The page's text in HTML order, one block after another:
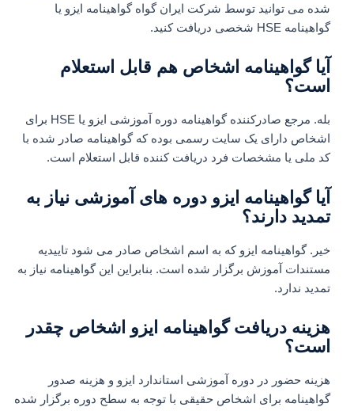
شده می توانید توسط شرکت ایران گواه گواهینامه ایزو یا
گواهینامه HSE شخصی دریافت کنید.
آیا گواهینامه اشخاص هم قابل استعلام
است؟
بله. مرجع صادرکننده گواهینامه دوره آموزشی ایزو یا HSE برای
اشخاص دارای یک سایت رسمی بوده که گواهینامه صادر شده با
کد ملی یا مشخصات فرد دریافت کننده قابل استعلام است.
آیا گواهینامه ایزو دوره های آموزشی نیاز به
تمدید دارند؟
خیر. گواهینامه ایزو که به اسم اشخاص صادر می شود تاییدیه
مستندات آموزش برگزار شده است. بنابراین این گواهینامه نیاز به
تمدید ندارد.
هزینه دریافت گواهینامه ایزو اشخاص چقدر
است؟
هزینه حضور در دوره آموزشی استاندارد ایزو و هزینه صدور
گواهینامه برای اشخاص حقیقی با توجه به سطح دوره برگزار شده